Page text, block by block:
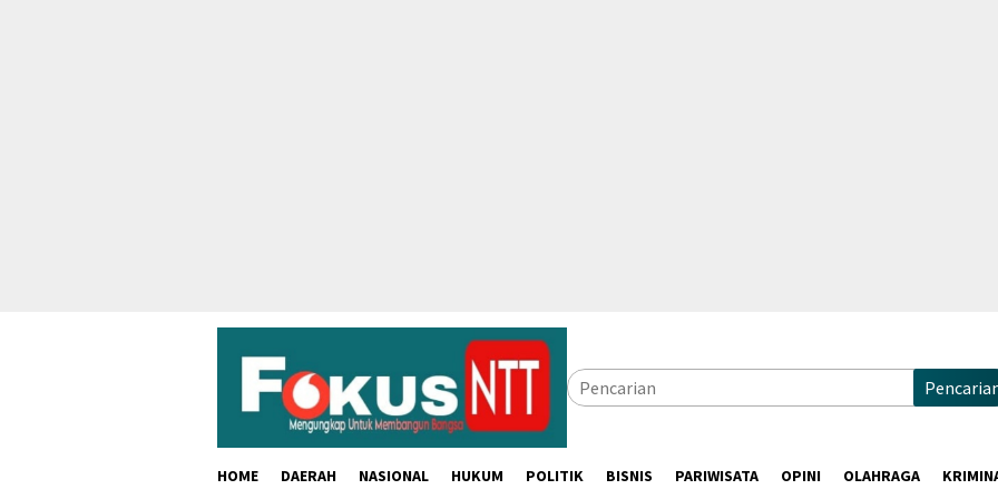
HOME DAERAH NASIONAL HUKUM POLITIK BISNIS PARIWISATA OPINI OLAHRAGA